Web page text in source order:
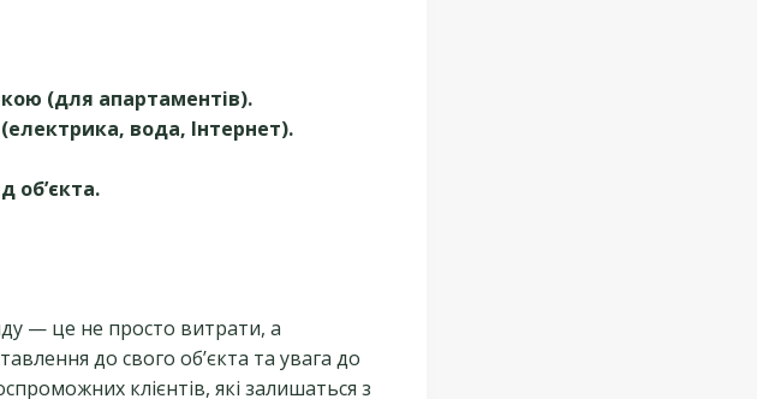
(для апартаментів).
вода, Інтернет).
об’єкта.
— це не просто витрати, а
до свого об’єкта та увага до
клієнтів, які залишаться з